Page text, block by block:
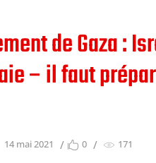
de Gaza :
– il faut
14 mai 2021 0 171